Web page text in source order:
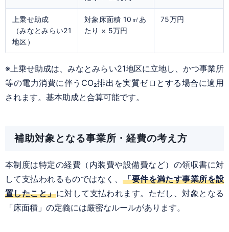
上乗せ助成
（みなとみらい21
地区）
対象床面積 10㎡あ
たり × 5万円
75万円
※上乗せ助成は、みなとみらい21地区に立地し、かつ事業所
等の電力消費に伴うCO₂排出を実質ゼロとする場合に適用
されます。基本助成と合算可能です。
補助対象となる事業所・経費の考え方
本制度は特定の経費（内装費や設備費など）の領収書に対
して支払われるものではなく、「要件を満たす事業所を設
置したこと」に対して支払われます。ただし、対象となる
「床面積」の定義には厳密なルールがあります。